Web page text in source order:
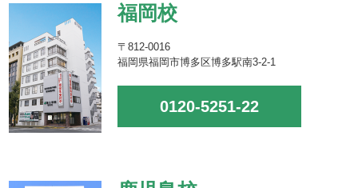
福岡校
〒812-0016
福岡県福岡市博多区博多駅南3-2-1
0120-5251-22